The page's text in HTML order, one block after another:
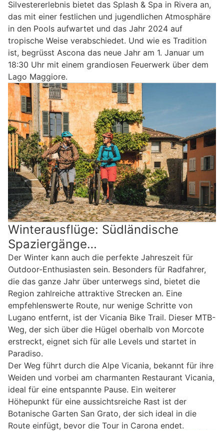
Silvestererlebnis bietet das Splash & Spa in Rivera an,
das mit einer festlichen und jugendlichen Atmosphäre
in den Pools aufwartet und das Jahr 2024 auf
tropische Weise verabschiedet. Und wie es Tradition
ist, begrüsst Ascona das neue Jahr am 1. Januar um
18:30 Uhr mit einem grandiosen Feuerwerk über dem
Lago Maggiore.
Winterausflüge: Südländische
Spaziergänge…
Der Winter kann auch die perfekte Jahreszeit für
Outdoor-Enthusiasten sein. Besonders für Radfahrer,
die das ganze Jahr über unterwegs sind, bietet die
Region zahlreiche attraktive Strecken an. Eine
empfehlenswerte Route, nur wenige Schritte von
Lugano entfernt, ist der Vicania Bike Trail. Dieser MTB-
Weg, der sich über die Hügel oberhalb von Morcote
erstreckt, eignet sich für alle Levels und startet in
Paradiso.
Der Weg führt durch die Alpe Vicania, bekannt für ihre
Weiden und vorbei am charmanten Restaurant Vicania,
ideal für eine entspannte Pause. Ein weiterer
Höhepunkt für eine aussichtsreiche Rast ist der
Botanische Garten San Grato, der sich ideal in die
Route einfügt, bevor die Tour in Carona endet.